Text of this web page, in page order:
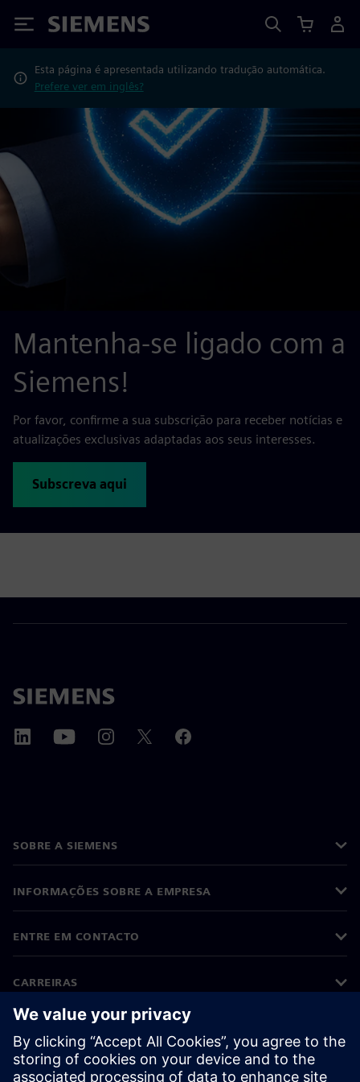
Siemens
Esta página é apresentada utilizando tradução automática.
Prefere ver em inglês?
Mantenha-se ligado com a
Siemens!
Por favor, confirme a sua subscrição para receber notícias e
atualizações exclusivas adaptadas aos seus interesses.
Subscreva aqui
SOBRE A SIEMENS
INFORMAÇÕES SOBRE A EMPRESA
ENTRE EM CONTACTO
CARREIRAS
©Siemens 2026